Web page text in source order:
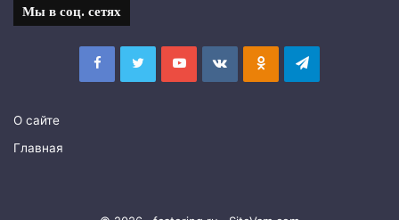
Мы в соц. сетях
FacebookTwitterYouTubevk.comОдноклассники
Telegram
О сайте
Главная